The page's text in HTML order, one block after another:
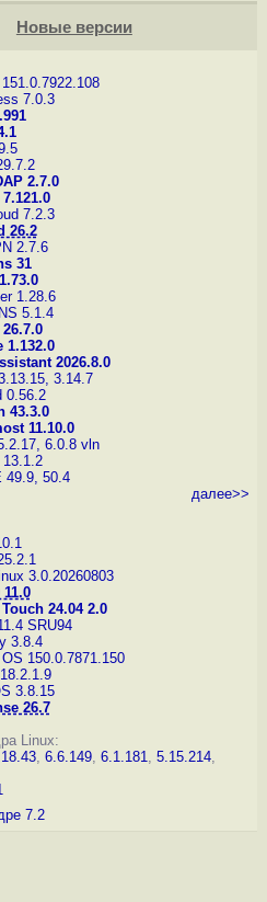
Новые версии
7.0.3
2.7.0
7.2.3
26.2
2.7.6
31
1.28.6
5.1.4
1.132.0
2026.8.0
3.14.7
0.56.2
43.3.0
11.10.0
6.0.8 vln
13.1.2
49.9, 50.4
далее>>
3.0.20260803
11.0
24.04 2.0
SRU94
3.8.4
150.0.7871.150
3.8.15
26.7
Linux:
, 6.6.149, 6.1.181, 5.15.214,
7.2